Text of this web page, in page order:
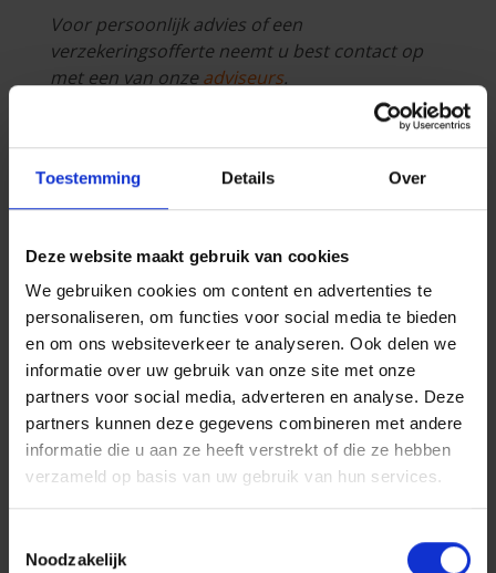
Toestemming Details Over
Deze website maakt gebruik van cookies
We gebruiken cookies om content en advertenties te
personaliseren, om functies voor social media te bieden
en om ons websiteverkeer te analyseren. Ook delen we
informatie over uw gebruik van onze site met onze
partners voor social media, adverteren en analyse. Deze
partners kunnen deze gegevens combineren met andere
informatie die u aan ze heeft verstrekt of die ze hebben
verzameld op basis van uw gebruik van hun services.
Noodzakelijk
Voor persoonlijk advies of een
verzekeringsofferte neemt u best contact op
met een van onze adviseurs.
juridische informatie
raadplegen.
Nieuwe regels voor
de technische
keuring vanaf 1
september 2026
13 juli 2026
Gepost in:Voertuig Auto